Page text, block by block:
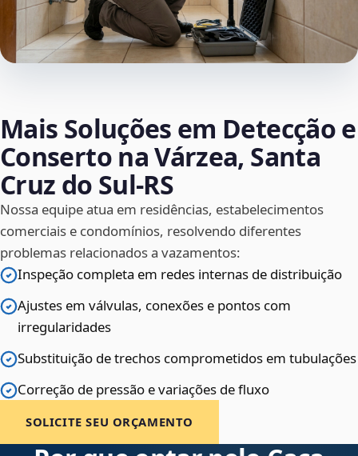
Mais Soluções em Detecção e
Conserto na Várzea, Santa
Cruz do Sul‑RS
Nossa equipe atua em residências, estabelecimentos
comerciais e condomínios, resolvendo diferentes
problemas relacionados a vazamentos:
Inspeção completa em redes internas de distribuição
Ajustes em válvulas, conexões e pontos com
irregularidades
Substituição de trechos comprometidos em tubulações
Correção de pressão e variações de fluxo
SOLICITE SEU ORÇAMENTO